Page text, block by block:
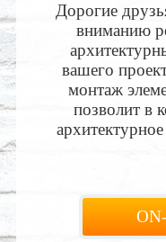
Дорогие
вниманию
вашего
монтаж
позволит в